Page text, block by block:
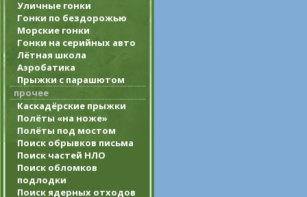
Уличные гонки
Гонки по бездорожью
Морские гонки
Гонки на серийных авто
Лётная школа
Аэробатика
Прыжки с парашютом
прочее
Каскадёрские прыжки
Полёты «на ноже»
Полёты под мостом
Поиск обрывков письма
Поиск частей НЛО
Поиск обломков
подлодки
Поиск ядерных отходов